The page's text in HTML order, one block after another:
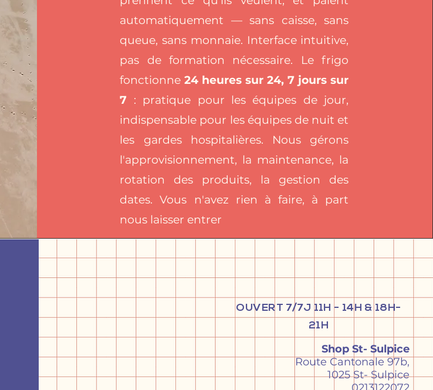
automatiquement — sans caisse, sans
queue, sans monnaie. Interface intuitive,
pas de formation nécessaire. Le frigo
fonctionne24 heures sur 24, 7 jours sur
7 : pratique pour les équipes de jour,
indispensable pour les équipes de nuit et
les gardes hospitalières. Nous gérons
l'approvisionnement, la maintenance, la
rotation des produits, la gestion des
dates. Vous n'avez rien à faire, à part
nous laisser entrer
OUVERT 7/7J 11H - 14H & 18H-
21H
Shop St- Sulpice
Route Cantonale 97b,
1025 St- Sulpice